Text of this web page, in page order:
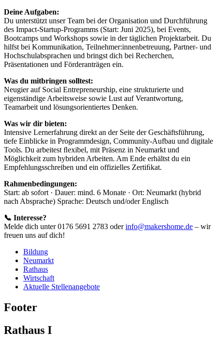
Deine Aufgaben:
Du unterstützt unser Team bei der Organisation und Durchführung
des Impact-Startup-Programms (Start: Juni 2025), bei Events,
Bootcamps und Workshops sowie in der täglichen Projektarbeit. Du
hilfst bei Kommunikation, Teilnehmer:innenbetreuung, Partner- und
Hochschulabsprachen und bringst dich bei Recherchen,
Präsentationen und Förderanträgen ein.
Was du mitbringen solltest:
Neugier auf Social Entrepreneurship, eine strukturierte und
eigenständige Arbeitsweise sowie Lust auf Verantwortung,
Teamarbeit und lösungsorientiertes Denken.
Was wir dir bieten:
Intensive Lernerfahrung direkt an der Seite der Geschäftsführung,
tiefe Einblicke in Programmdesign, Community-Aufbau und digitale
Tools. Du arbeitest ﬂexibel, mit Präsenz in Neumarkt und
Möglichkeit zum hybriden Arbeiten. Am Ende erhältst du ein
Empfehlungsschreiben und ein offizielles Zertiﬁkat.
Rahmenbedingungen:
Start: ab sofort · Dauer: mind. 6 Monate · Ort: Neumarkt (hybrid
nach Absprache) Sprache: Deutsch und/oder Englisch
📞 Interesse?
Melde dich unter 0176 5691 2783 oderinfo@makershome.de – wir
freuen uns auf dich!
Bildung
Neumarkt
Rathaus
Wirtschaft
Aktuelle Stellenangebote
Footer
Rathaus I